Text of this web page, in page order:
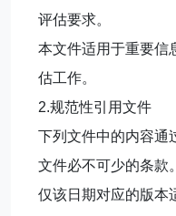
评估要求。
本文件适用于重要信
估工作。
2.规范性引用文件
下列文件中的内容通
文件必不可少的条款
仅该日期对应的版本